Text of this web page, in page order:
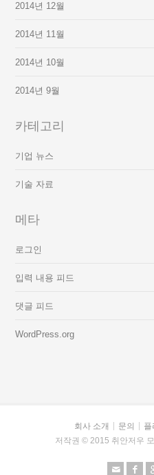
2014년 12월
2014년 11월
2014년 10월
2014년 9월
카테고리
기업 뉴스
기술 자료
메타
로그인
입력 내용 피드
댓글 피드
WordPress.org
회사 소개 문의
플
저작권 © 2015 취안저우